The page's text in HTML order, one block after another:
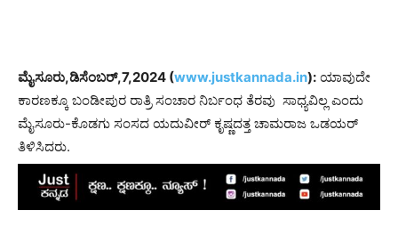
ಮೈಸೂರು,ಡಿಸೆಂಬರ್,7,2024 (www.justkannada.in): ಯಾವುದೇ
ಕಾರಣಕ್ಕೂ ಬಂಡೀಪುರ ರಾತ್ರಿ ಸಂಚಾರ ನಿರ್ಬಂಧ ತೆರವು ಸಾಧ್ಯವಿಲ್ಲ ಎಂದು
ಮೈಸೂರು-ಕೊಡಗು ಸಂಸದ ಯದುವೀರ್ ಕೃಷ್ಣದತ್ತ ಚಾಮರಾಜ ಒಡಯರ್
ತಿಳಿಸಿದರು.